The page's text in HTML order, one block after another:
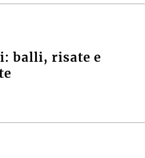
balli, risate e